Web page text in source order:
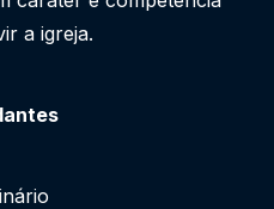
a igreja.